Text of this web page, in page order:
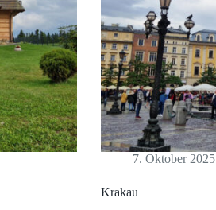
7. Oktober 2025
Krakau